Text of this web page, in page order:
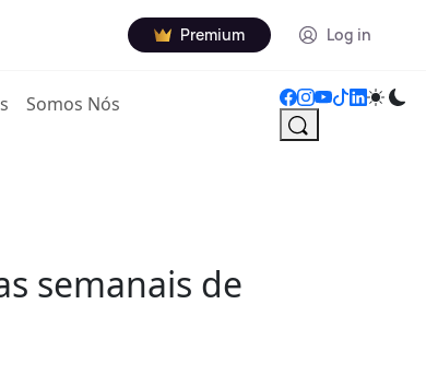
Premium Log in
Somos Nós
semanais de